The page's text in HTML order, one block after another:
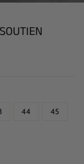
44 45